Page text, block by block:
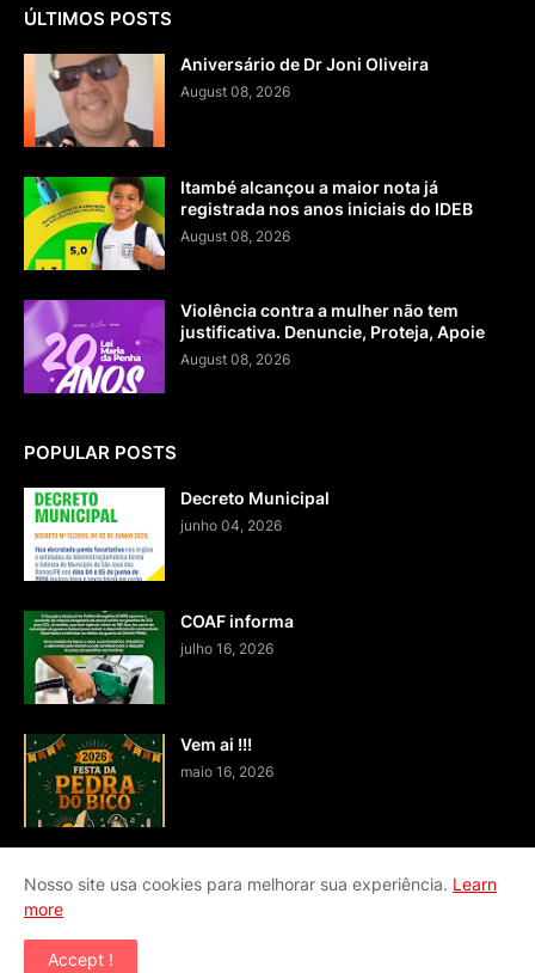
ÚLTIMOS POSTS
Aniversário de Dr Joni Oliveira
August 08, 2026
Itambé alcançou a maior nota já
registrada nos anos iniciais do IDEB
August 08, 2026
Violência contra a mulher não tem
justificativa. Denuncie, Proteja, Apoie
August 08, 2026
POPULAR POSTS
Decreto Municipal
junho 04, 2026
COAF informa
julho 16, 2026
Vem ai !!!
maio 16, 2026
Copyright ©
Nosso site usa cookies para melhorar sua experiência. Learn
more
Accept !